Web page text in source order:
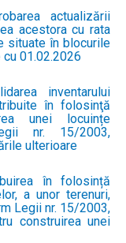
actualizării
acestora cu rata
situate în blocurile
01.02.2026
inventarului
în folosinţă
unei locuințe
nr. 15/2003,
ulterioare
în folosință
a unor terenuri,
Legii nr. 15/2003,
construirea unei